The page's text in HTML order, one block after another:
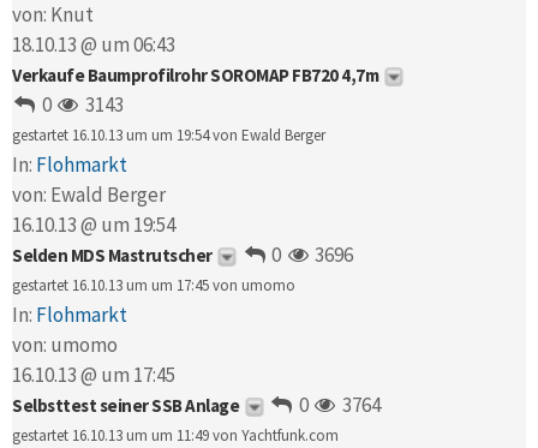
von: Knut
18.10.13 @ um 06:43
Verkaufe Baumprofilrohr SOROMAP FB720 4,7m
0 3143
gestartet 16.10.13 um um 19:54 von Ewald Berger
In: Flohmarkt
von: Ewald Berger
16.10.13 @ um 19:54
Selden MDS Mastrutscher 0 3696
gestartet 16.10.13 um um 17:45 von umomo
In: Flohmarkt
von: umomo
16.10.13 @ um 17:45
Selbsttest seiner SSB Anlage 0 3764
gestartet 16.10.13 um um 11:49 von Yachtfunk.com